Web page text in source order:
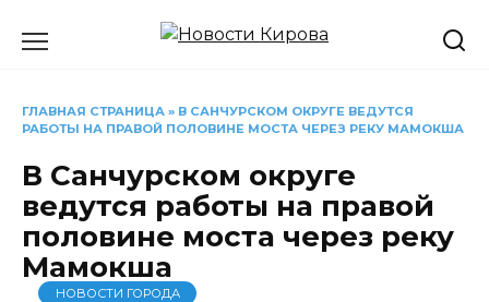
ГЛАВНАЯ СТРАНИЦА » В САНЧУРСКОМ ОКРУГЕ ВЕДУТСЯ
РАБОТЫ НА ПРАВОЙ ПОЛОВИНЕ МОСТА ЧЕРЕЗ РЕКУ МАМОКША
В Санчурском округе
ведутся работы на правой
половине моста через реку
Мамокша
НОВОСТИ ГОРОДА